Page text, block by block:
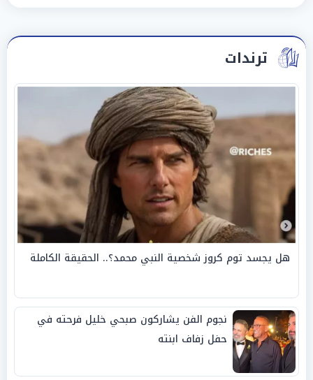
ترندات
هل يجسد توم كروز شخصية النبي محمد؟.. الحقيقة الكاملة
نجوم الفن يشاركون صبحي خليل فرحته في
حفل زفاف ابنته